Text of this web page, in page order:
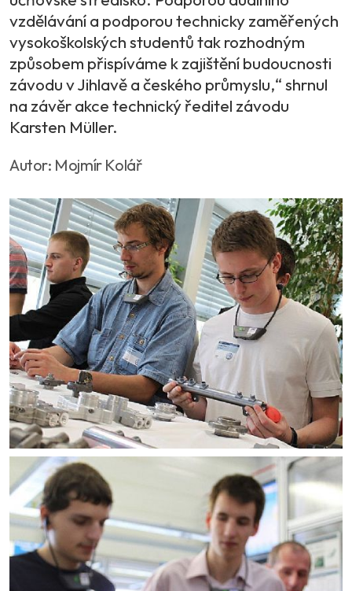
vzdělávání a podporou technicky zaměřených
vysokoškolských studentů tak rozhodným
způsobem přispíváme k zajištění budoucnosti
závodu v Jihlavě a českého průmyslu,“ shrnul
na závěr akce technický ředitel závodu
Karsten Müller.
Autor: Mojmír Kolář